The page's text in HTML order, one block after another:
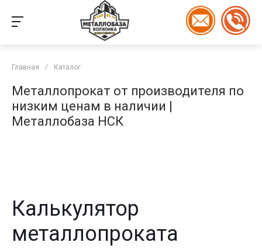
Главная / Каталог
Металлопрокат от производителя по
низким ценам в наличии |
Металлобаза НСК
Калькулятор
металлопроката